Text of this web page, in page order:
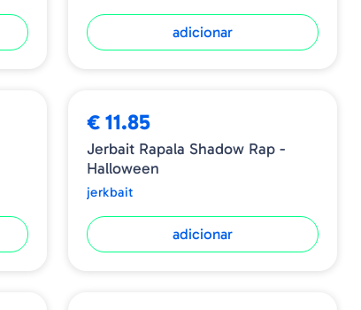
adicionar
€ 11.85
Jerbait Rapala Shadow Rap -
Halloween
jerkbait
adicionar